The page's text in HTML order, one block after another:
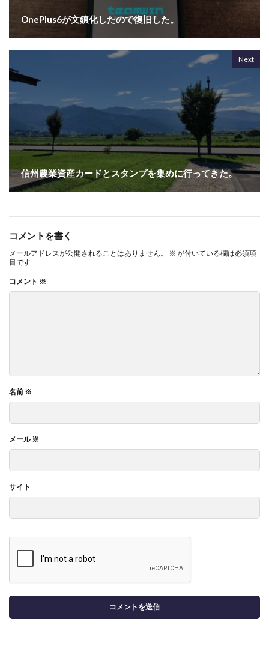
OnePlus6が文鎮化したので復旧した。
Next
信州農業資産カードとスタンプを集めに行ってきた。
コメントを書く
メールアドレスが公開されることはありません。 ※ が付いている欄は必須項
目です
コメント ※
名前 ※
メール※
サイト